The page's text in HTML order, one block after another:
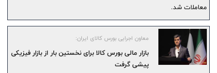
معاملات شد.
معاون اجرایی بورس کالای ایران:
بازار مالی بورس کالا برای نخستین بار از بازار فیزیکی
پیشی گرفت